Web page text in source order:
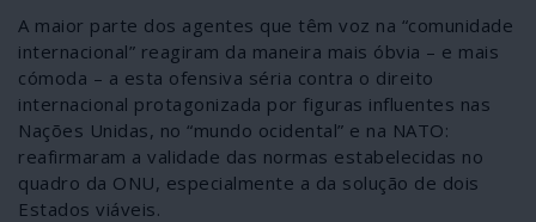
A maior parte dos agentes que têm voz na “comunidade
internacional” reagiram da maneira mais óbvia – e mais
cómoda – a esta ofensiva séria contra o direito
internacional protagonizada por figuras influentes nas
Nações Unidas, no “mundo ocidental” e na NATO:
reafirmaram a validade das normas estabelecidas no
quadro da ONU, especialmente a da solução de dois
Estados viáveis.